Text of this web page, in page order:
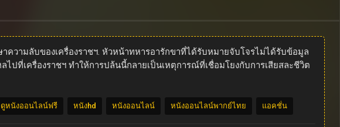
ความลับของเครื่องราชฯ. หัวหน้าทหารอารักขาที่ได้รับหมายจับโจรไม่ได้รับข้อมูล
ปที่เครื่องราชฯ ทำให้การปล้นนี้กลายเป็นเหตุการณ์ที่เชื่อมโยงกับการเสียสละชีวิต
ดูหนังออนไลน์ฟรี หนังhd หนังออนไลน์ หนังออนไลน์พากย์ไทย แอคชั่น